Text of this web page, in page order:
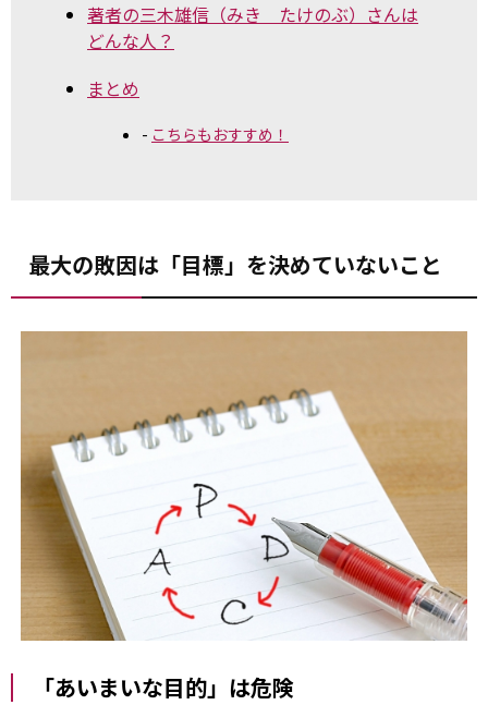
著者の三木雄信（みき たけのぶ）さんは
どんな人？
まとめ
こちらもおすすめ！
最大の敗因は「目標」を決めていないこと
「あいまいな目的」は危険